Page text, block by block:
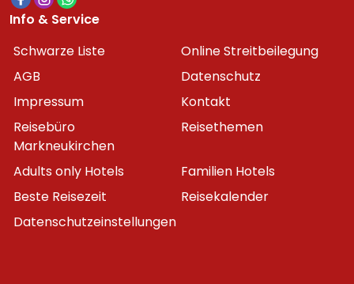
Info & Service
Schwarze Liste
Online Streitbeilegung
AGB
Datenschutz
Impressum
Kontakt
Reisebüro
Markneukirchen
Reisethemen
Adults only Hotels
Familien Hotels
Beste Reisezeit
Reisekalender
Datenschutzeinstellungen